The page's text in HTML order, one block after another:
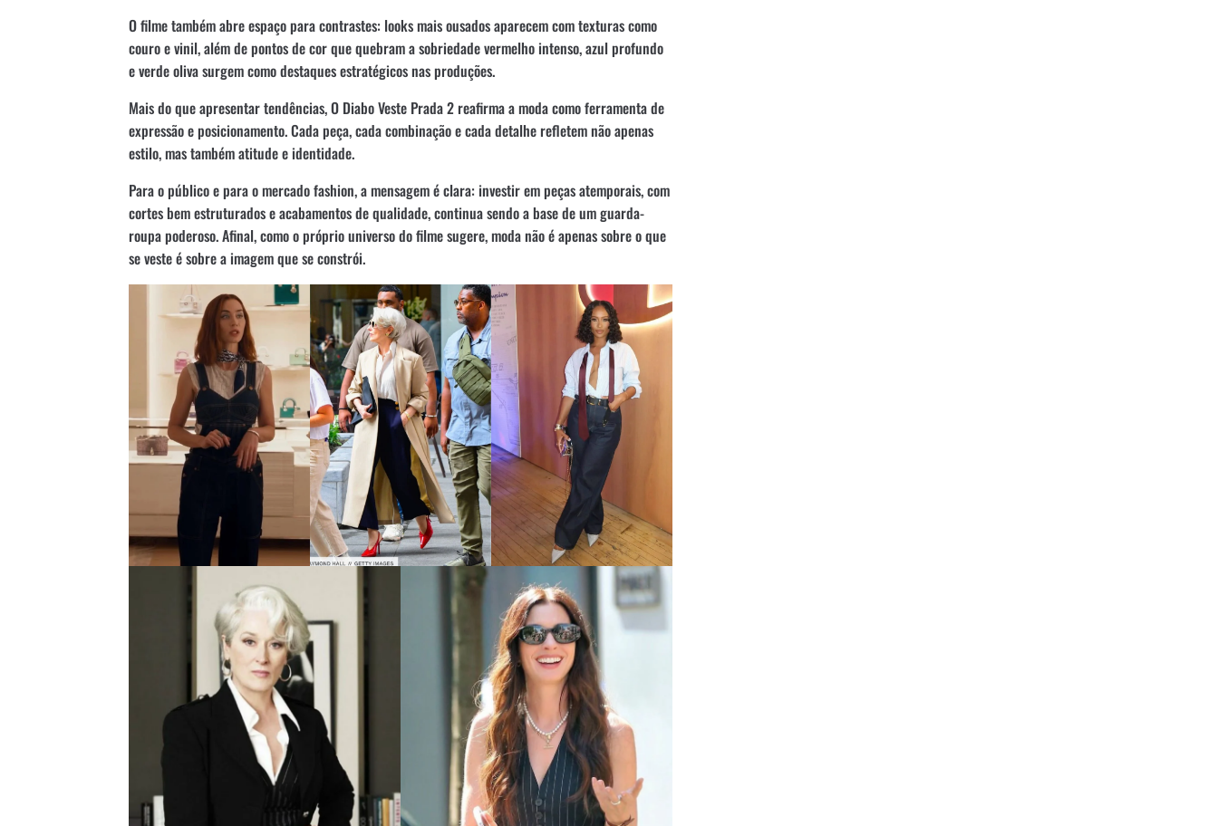
O filme também abre espaço para contrastes: looks mais ousados aparecem com texturas como
couro e vinil, além de pontos de cor que quebram a sobriedade vermelho intenso, azul profundo
e verde oliva surgem como destaques estratégicos nas produções.
Mais do que apresentar tendências, O Diabo Veste Prada 2 reafirma a moda como ferramenta de
expressão e posicionamento. Cada peça, cada combinação e cada detalhe refletem não apenas
estilo, mas também atitude e identidade.
Para o público e para o mercado fashion, a mensagem é clara: investir em peças atemporais, com
cortes bem estruturados e acabamentos de qualidade, continua sendo a base de um guarda-
roupa poderoso. Afinal, como o próprio universo do filme sugere, moda não é apenas sobre o que
se veste é sobre a imagem que se constrói.